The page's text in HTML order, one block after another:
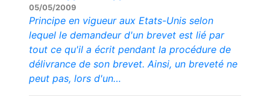
05/05/2009
Principe en vigueur aux Etats-Unis selon
lequel le demandeur d'un brevet est lié par
tout ce qu'il a écrit pendant la procédure de
délivrance de son brevet. Ainsi, un breveté ne
peut pas, lors d'un…